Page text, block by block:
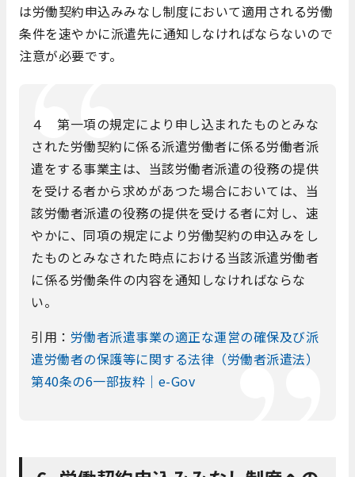
は労働契約申込みみなし制度において適用される労働
条件を速やかに派遣先に通知しなければならないので
注意が必要です。
４ 第一項の規定により申し込まれたものとみな
された労働契約に係る派遣労働者に係る労働者派
遣をする事業主は、当該労働者派遣の役務の提供
を受ける者から求めがあつた場合においては、当
該労働者派遣の役務の提供を受ける者に対し、速
やかに、同項の規定により労働契約の申込みをし
たものとみなされた時点における当該派遣労働者
に係る労働条件の内容を通知しなければならな
い。
引用： 労働者派遣事業の適正な運営の確保及び派
遣労働者の保護等に関する法律（労働者派遣法）
第40条の6一部抜粋｜e-Gov